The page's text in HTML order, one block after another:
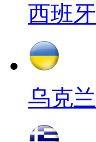
西班牙
乌克兰